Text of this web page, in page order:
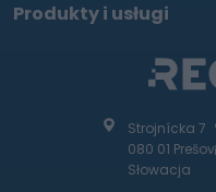
Strojnícka 7
080 01 Prešov
Słowacja
Produkty i usługi